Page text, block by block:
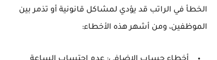
الخطأ في الراتب قد يؤدي لمشاكل قانونية أو تذمر بين
الموظفين، ومن أشهر هذه الأخطاء: